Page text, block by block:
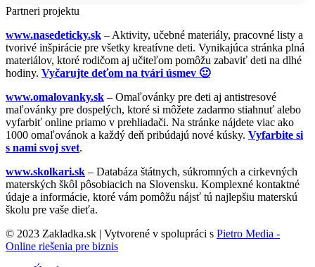
Partneri projektu
www.nasedeticky.sk – Aktivity, učebné materiály, pracovné listy a
tvorivé inšpirácie pre všetky kreatívne deti. Vynikajúca stránka plná
materiálov, ktoré rodičom aj učiteľom pomôžu zabaviť deti na dlhé
hodiny. Vyčarujte deťom na tvári úsmev 🙂
www.omalovanky.sk – Omaľovánky pre deti aj antistresové
maľovánky pre dospelých, ktoré si môžete zadarmo stiahnuť alebo
vyfarbiť online priamo v prehliadači. Na stránke nájdete viac ako
1000 omaľovánok a každý deň pribúdajú nové kúsky. Vyfarbite si
s nami svoj svet.
www.skolkari.sk – Databáza štátnych, súkromných a cirkevných
materských škôl pôsobiacich na Slovensku. Komplexné kontaktné
údaje a informácie, ktoré vám pomôžu nájsť tú najlepšiu materskú
školu pre vaše dieťa.
© 2023 Zakladka.sk | Vytvorené v spolupráci s Pietro Media -
Online riešenia pre biznis